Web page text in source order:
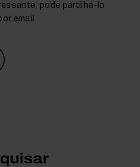
pode partilhá-lo
email.